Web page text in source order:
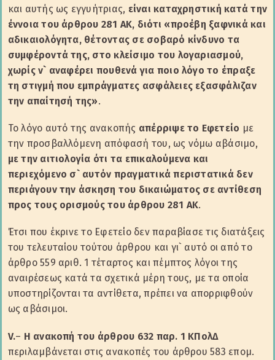
και αυτής ως εγγυήτριας, είναι καταχρηστική κατά την
έννοια του άρθρου 281 ΑΚ, διότι «προέβη ξαφνικά και
αδικαιολόγητα, θέτοντας σε σοβαρό κίνδυνο τα
συμφέροντά της, στο κλείσιμο του λογαριασμού,
χωρίς ν` αναφέρει πουθενά για ποιο λόγο το έπραξε
τη στιγμή που εμπράγματες ασφάλειες εξασφάλιζαν
την απαίτησή της».
Το λόγο αυτό της ανακοπής απέρριψε το Εφετείο με
την προσβαλλόμενη απόφασή του, ως νόμω αβάσιμo,
με την αιτιολογία ότι τα επικαλούμενα και
περιεχόμενο σ` αυτόν πραγματικά περιστατικά δεν
περιάγουν την άσκηση του δικαιώματος σε αντίθεση
προς τους ορισμούς του άρθρου 281 ΑΚ.
Έτσι που έκρινε το Εφετείο δεν παραβίασε τις διατάξεις
του τελευταίου τούτου άρθρου και γι` αυτό οι από το
άρθρο 559 αριθ. 1 τέταρτος και πέμπτος λόγοι της
αναιρέσεως κατά τα σχετικά μέρη τους, με τα οποία
υποστηρίζονται τα αντίθετα, πρέπει να απορριφθούν
ως αβάσιμοι.
V.– Η ανακοπή του άρθρου 632 παρ. 1 ΚΠολΔ
περιλαμβάνεται στις ανακοπές του άρθρου 583 επομ.